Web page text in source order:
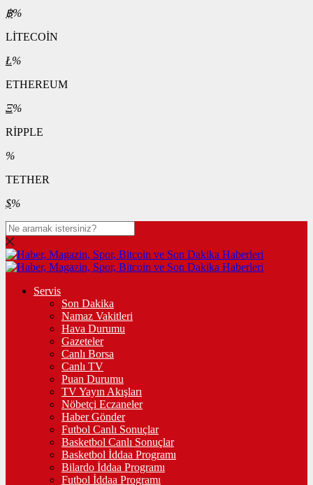
฿%
LİTECOİN
Ł%
ETHEREUM
Ξ%
RİPPLE
%
TETHER
$%
Servis
Son Dakika
Namaz Vakitleri
Hava Durumu
Gazeteler
Canlı Borsa
Canlı TV
Puan Durumu
TV Yayın Akışları
Nöbetçi Eczaneler
Haber Gönder
Futbol Canlı Sonuçlar
Basketbol Canlı Sonuçlar
Basketbol İddaa Programı
Bilardo İddaa Programı
Futbol İddaa Programı